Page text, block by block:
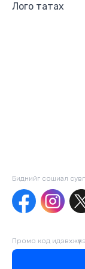
Лого татах
Биднийг сошиал
Промо код